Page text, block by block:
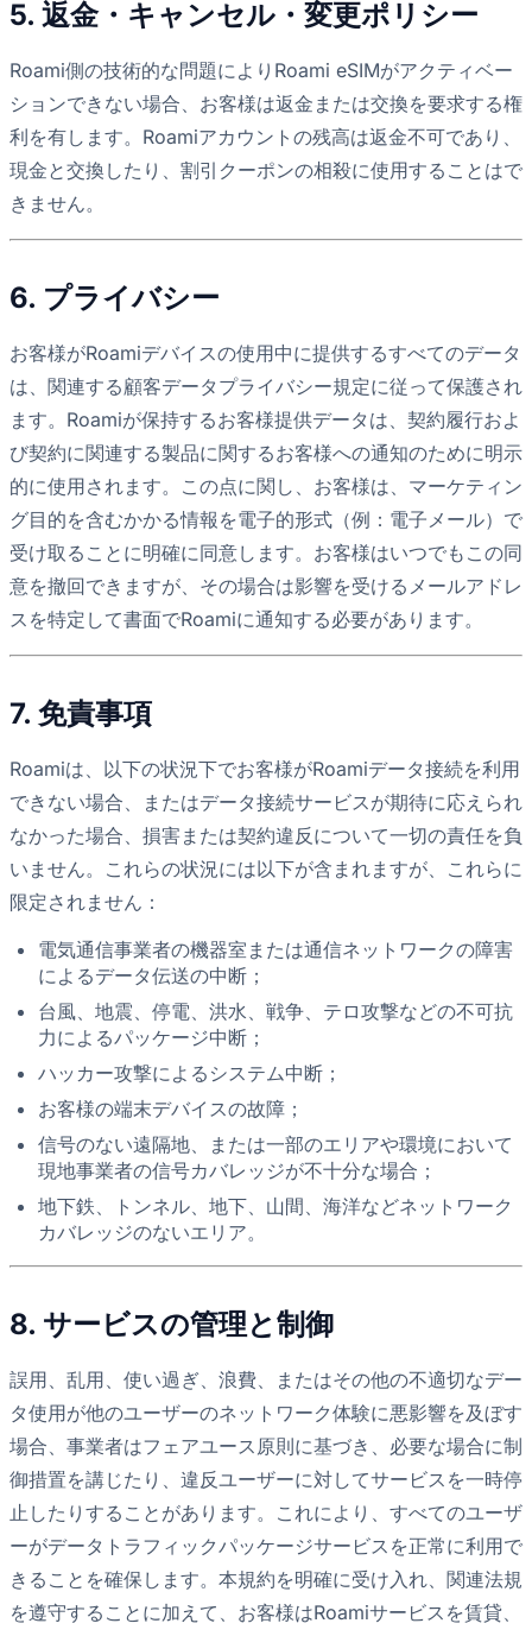
5. 返金・キャンセル・変更ポリシー
Roami側の技術的な問題によりRoami eSIMがアクティベー
ションできない場合、お客様は返金または交換を要求する権
利を有します。Roamiアカウントの残高は返金不可であり、
現金と交換したり、割引クーポンの相殺に使用することはで
きません。
6. プライバシー
お客様がRoamiデバイスの使用中に提供するすべてのデータ
は、関連する顧客データプライバシー規定に従って保護され
ます。Roamiが保持するお客様提供データは、契約履行およ
び契約に関連する製品に関するお客様への通知のために明示
的に使用されます。この点に関し、お客様は、マーケティン
グ目的を含むかかる情報を電子的形式（例：電子メール）で
受け取ることに明確に同意します。お客様はいつでもこの同
意を撤回できますが、その場合は影響を受けるメールアドレ
スを特定して書面でRoamiに通知する必要があります。
7. 免責事項
Roamiは、以下の状況下でお客様がRoamiデータ接続を利用
できない場合、またはデータ接続サービスが期待に応えられ
なかった場合、損害または契約違反について一切の責任を負
いません。これらの状況には以下が含まれますが、これらに
限定されません：
電気通信事業者の機器室または通信ネットワークの障害
によるデータ伝送の中断；
台風、地震、停電、洪水、戦争、テロ攻撃などの不可抗
力によるパッケージ中断；
ハッカー攻撃によるシステム中断；
お客様の端末デバイスの故障；
信号のない遠隔地、または一部のエリアや環境において
現地事業者の信号カバレッジが不十分な場合；
地下鉄、トンネル、地下、山間、海洋などネットワーク
カバレッジのないエリア。
8. サービスの管理と制御
誤用、乱用、使い過ぎ、浪費、またはその他の不適切なデー
タ使用が他のユーザーのネットワーク体験に悪影響を及ぼす
場合、事業者はフェアユース原則に基づき、必要な場合に制
御措置を講じたり、違反ユーザーに対してサービスを一時停
止したりすることがあります。これにより、すべてのユーザ
ーがデータトラフィックパッケージサービスを正常に利用で
きることを確保します。本規約を明確に受け入れ、関連法規
を遵守することに加えて、お客様はRoamiサービスを賃貸、